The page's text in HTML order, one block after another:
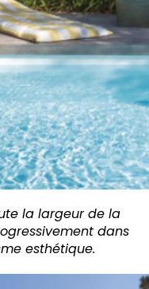
la largeur de la
dans
esthétique.